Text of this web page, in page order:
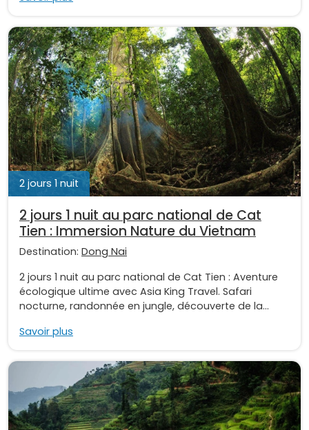
2 jours 1 nuit
2 jours 1 nuit au parc national de Cat
Tien : Immersion Nature du Vietnam
Destination: Dong Nai
2 jours 1 nuit au parc national de Cat Tien : Aventure
écologique ultime avec Asia King Travel. Safari
nocturne, randonnée en jungle, découverte de la...
Savoir plus